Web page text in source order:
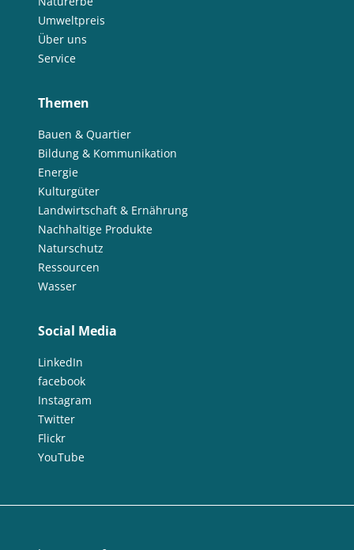
Umweltpreis
Über uns
Service
Themen
Bauen & Quartier
Bildung & Kommunikation
Energie
Kulturgüter
Landwirtschaft & Ernährung
Nachhaltige Produkte
Naturschutz
Ressourcen
Wasser
Social Media
LinkedIn
facebook
Instagram
Twitter
Flickr
YouTube